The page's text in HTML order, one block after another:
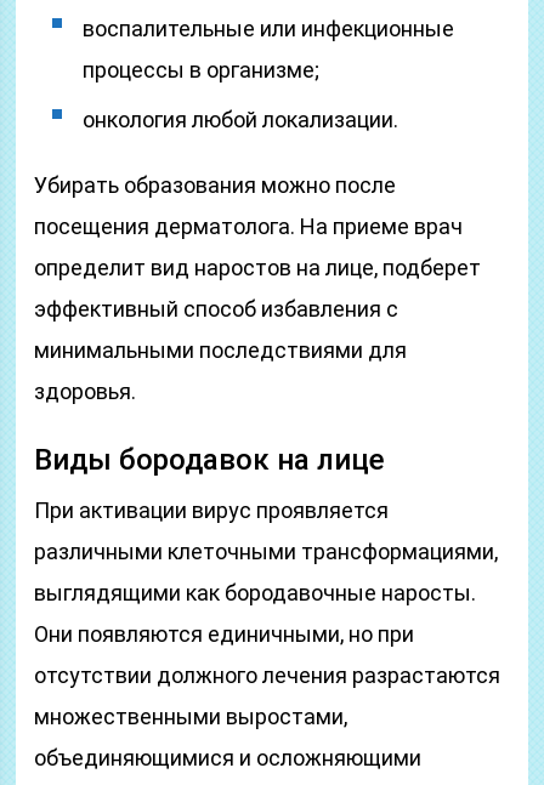
воспалительные или инфекционные
процессы в организме;
онкология любой локализации.
Убирать образования можно после
посещения дерматолога. На приеме врач
определит вид наростов на лице, подберет
эффективный способ избавления с
минимальными последствиями для
здоровья.
Виды бородавок на лице
При активации вирус проявляется
различными клеточными трансформациями,
выглядящими как бородавочные наросты.
Они появляются единичными, но при
отсутствии должного лечения разрастаются
множественными выростами,
объединяющимися и осложняющими